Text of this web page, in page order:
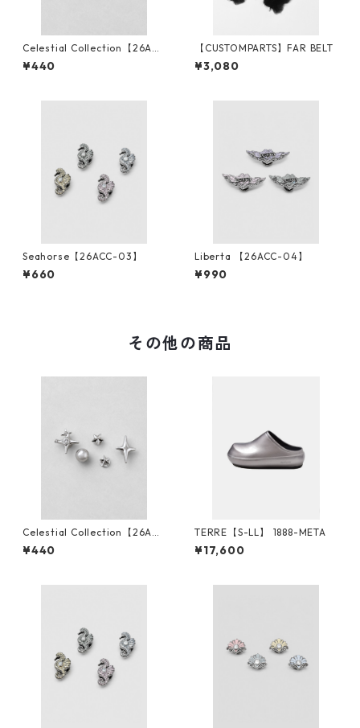
Celestial Collection【26ACC
-01】
¥440
【CUSTOMPARTS】FAR BELT
¥3,080
Seahorse【26ACC-03】
¥660
Liberta 【26ACC-04】
¥990
その他の商品
Celestial Collection【26ACC
-01】
¥440
TERRE【S-LL】 1888-META
¥17,600